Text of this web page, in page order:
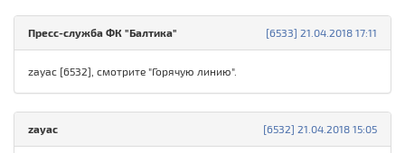
[6533] 21.04.2018 17:11
Пресс-служба ФК "Балтика"
zayac [6532], смотрите "Горячую линию".
[6532] 21.04.2018 15:05
zayac